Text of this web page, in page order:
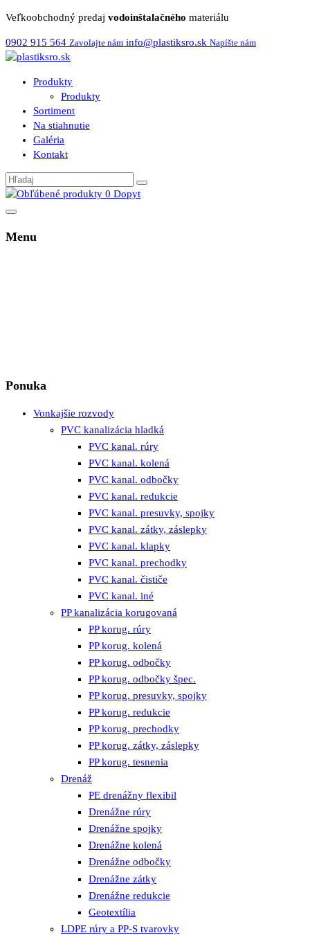
Veľkoobchodný predaj vodoinštalačného materiálu
0902 915 564 Zavolajte nám info@plastiksro.sk Napíšte nám
Produkty
Produkty
Sortiment
Na stiahnutie
Galéria
Kontakt
0 Dopyt
Menu
Ponuka
Vonkajšie rozvody
PVC kanalizácia hladká
PVC kanal. rúry
PVC kanal. kolená
PVC kanal. odbočky
PVC kanal. redukcie
PVC kanal. presuvky, spojky
PVC kanal. zátky, záslepky
PVC kanal. klapky
PVC kanal. prechodky
PVC kanal. čističe
PVC kanal. iné
PP kanalizácia korugovaná
PP korug. rúry
PP korug. kolená
PP korug. odbočky
PP korug. odbočky špec.
PP korug. presuvky, spojky
PP korug. redukcie
PP korug. prechodky
PP korug. zátky, záslepky
PP korug. tesnenia
Drenáž
PE drenážny flexibil
Drenážne rúry
Drenážne spojky
Drenážne kolená
Drenážne odbočky
Drenážne zátky
Drenážne redukcie
Geotextília
LDPE rúry a PP-S tvarovky